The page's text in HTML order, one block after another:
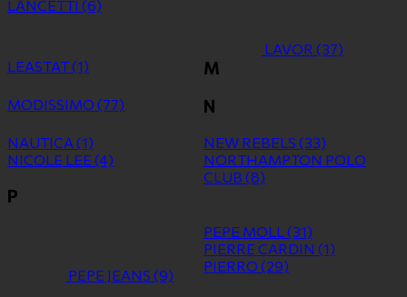
LANCETTI (6)
LAVOR (37)
LEASTAT(1) M
MODISSIMO (77) N
NAUTICA (1) NEW REBELS (33)
NICOLE LEE (4)
NORTHAMPTON POLO
CLUB (8)
P
PEPE JEANS (9)
PEPE MOLL(31)
PIERRE CARDIN (1)
PIERRO (29)